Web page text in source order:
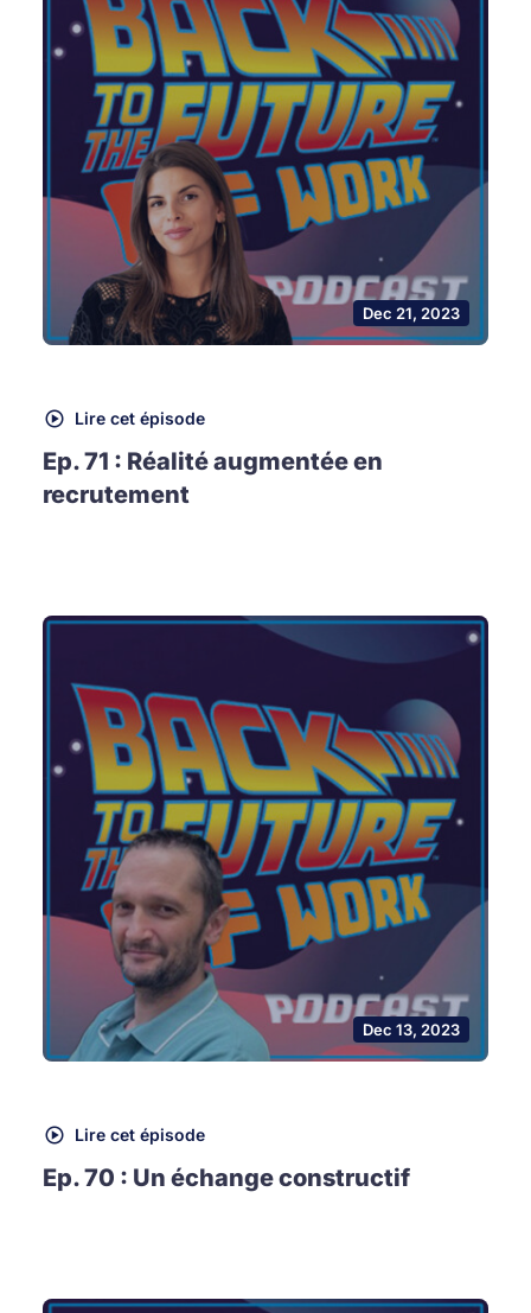
Dec 21, 2023
Lire cet épisode
Ep. 71 : Réalité augmentée en
recrutement
Dec 13, 2023
Lire cet épisode
Ep. 70 : Un échange constructif